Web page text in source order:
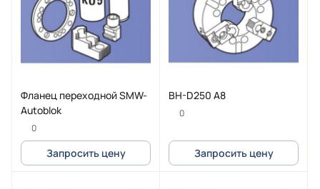
Фланец переходной SMW-
Autoblok
0
Запросить цену
BH-D250 А8
0
Запросить цену